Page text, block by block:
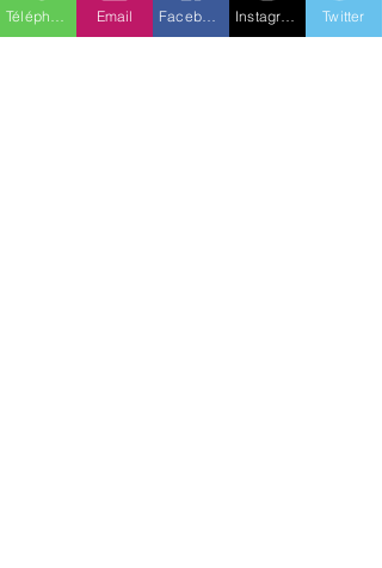
- Réponse : Paramita)
Email Twitter